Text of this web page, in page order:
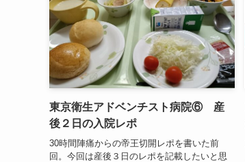
東京衛生アドベンチスト病院⑥ 産
後２日の入院レポ
30時間陣痛からの帝王切開レポを書いた前
回。今回は産後３日のレポを記載したいと思